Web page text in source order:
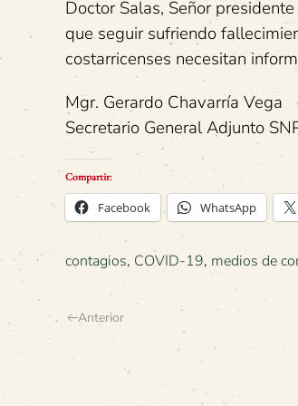
Doctor Salas, Señor
que seguir sufriendo
costarricenses necesitan
Mgr. Gerardo Chavarría Vega
Secretario General Adjunto
Compartir:
Facebook WhatsApp
contagios, COVID-19, medios de
Anterior